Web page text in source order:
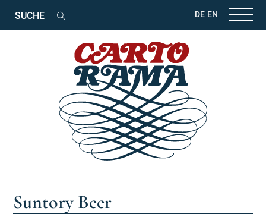
Suchbegriffe
DE EN
Suntory Beer